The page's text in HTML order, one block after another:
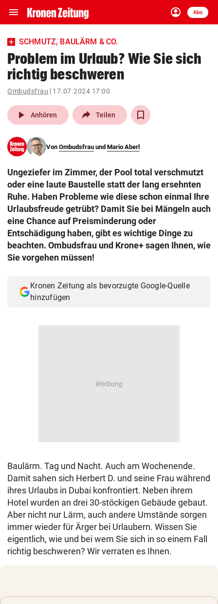
menu Navigation
ein-/ausklappen
account_circle
Anmelden
Abo
close Schließen
account_circle Anmelden
pin_drop
Wien arrow_right
search
eingeben
© Krone Multimedia GmbH & Co KG 2026
Muthgasse 2, 1190 Wien
SCHMUTZ, BAULÄRM & CO.
Problem im Urlaub? Wie Sie sich
richtig beschweren
Ombudsfrau 17.07.2024 17:00
play_arrow Anhören Teilen
Von Ombudsfrau und Mario Aberl
Ungeziefer im Zimmer, der Pool total verschmutzt
oder eine laute Baustelle statt der lang ersehnten
Ruhe. Haben Probleme wie diese schon einmal Ihre
Urlaubsfreude getrübt? Damit Sie bei Mängeln auch
eine Chance auf Preisminderung oder
Entschädigung haben, gibt es wichtige Dinge zu
beachten. Ombudsfrau und Krone+ sagen Ihnen, wie
Sie vorgehen müssen!
Kronen Zeitung als bevorzugte Google-Quelle
hinzufügen
Baulärm. Tag und Nacht. Auch am Wochenende.
Damit sahen sich Herbert D. und seine Frau während
ihres Urlaubs in Dubai konfrontiert. Neben ihrem
Hotel wurden an drei 30-stöckigen Gebäude gebaut.
Aber nicht nur Lärm, auch andere Umstände sorgen
immer wieder für Ärger bei Urlaubern. Wissen Sie
eigentlich, wie und bei wem Sie sich in so einem Fall
richtig beschweren? Wir verraten es Ihnen.